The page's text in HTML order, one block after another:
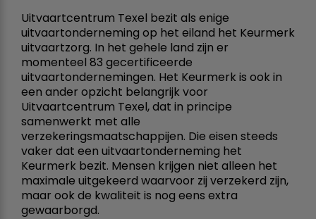
Uitvaartcentrum Texel bezit als enige
uitvaartonderneming op het eiland het Keurmerk
uitvaartzorg. In het gehele land zijn er
momenteel 83 gecertificeerde
uitvaartondernemingen. Het Keurmerk is ook in
een ander opzicht belangrijk voor
Uitvaartcentrum Texel, dat in principe
samenwerkt met alle
verzekeringsmaatschappijen. Die eisen steeds
vaker dat een uitvaartonderneming het
Keurmerk bezit. Mensen krijgen niet alleen het
maximale uitgekeerd waarvoor zij verzekerd zijn,
maar ook de kwaliteit is nog eens extra
gewaarborgd.